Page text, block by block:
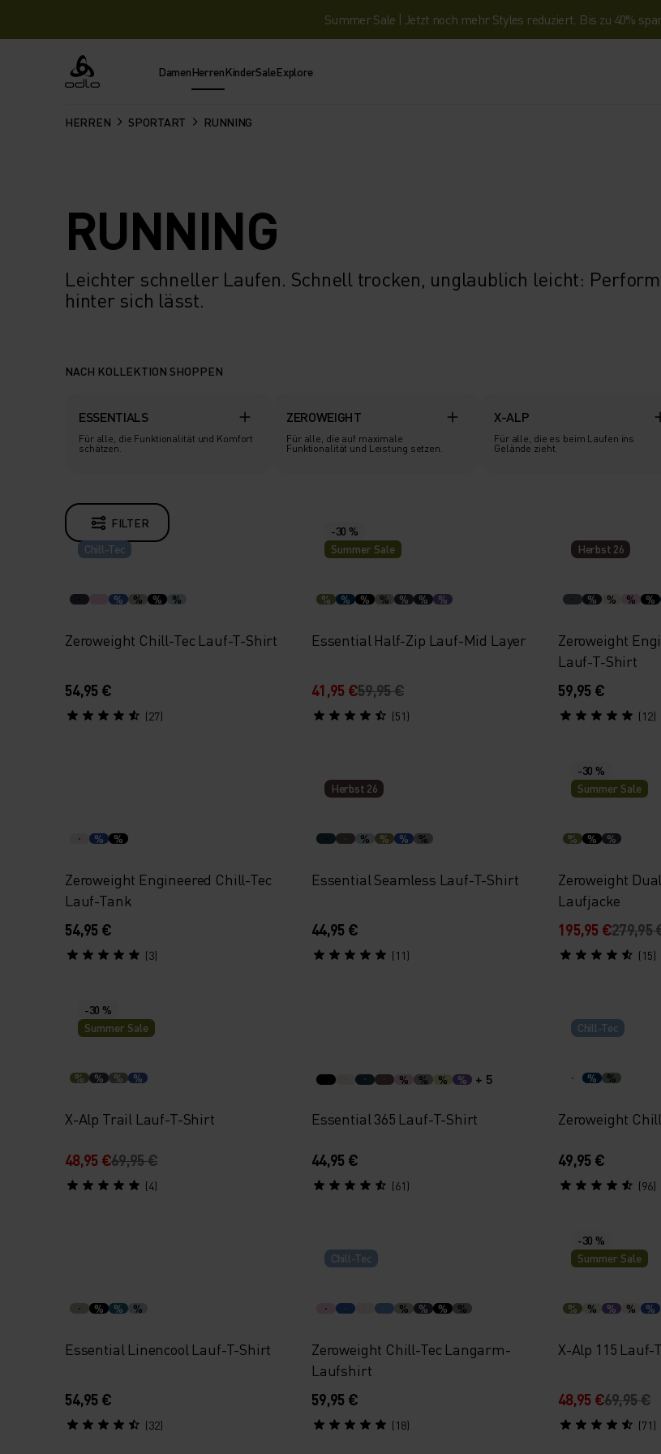
Summer Sale | Jetzt noch mehr Styles reduziert. Bis zu 40%
Odlo DamenHerrenKinderSaleExplore
HERREN SPORTART RUNNING
RUNNING
Leichter schneller Laufen. Schnell trocken, unglaublich leicht:
hinter sich lässt.
NACH KOLLEKTION SHOPPEN
ESSENTIALS
Für alle, die Funktionalität und Komfort
schätzen.
ZEROWEIGHT
Für alle, die auf maximale
Funktionalität und Leistung setzen.
X-ALP
Für alle, die es beim Laufen ins
Gelände zieht.
FILTER
Chill-Tec
% % % %
Zeroweight Chill-Tec Lauf-T-Shirt
54,95 €
(27)
-30 %
Summer Sale
% % % % % % %
Essential Half-Zip Lauf-Mid Layer
41,95 €59,95 €
(51)
Herbst 26
% % % %
Zeroweight
Lauf-T-Shirt
59,95 €
(12)
% %
Zeroweight Engineered Chill-Tec
Lauf-Tank
54,95 €
(3)
Herbst 26
% % % %
Essential Seamless Lauf-T-Shirt
44,95 €
(11)
-30 %
Summer Sale
% % %
Zeroweight
Laufjacke
195,95 €279,95
(15)
-30 %
Summer Sale
% % % %
X-Alp Trail Lauf-T-Shirt
48,95 €69,95 €
(4)
% % % % + 5
Essential 365 Lauf-T-Shirt
44,95 €
(61)
Chill-Tec
% %
Zeroweight
49,95 €
(96)
% % %
Essential Linencool Lauf-T-Shirt
54,95 €
(32)
Chill-Tec
% % % %
Zeroweight Chill-Tec Langarm-
Laufshirt
59,95 €
(18)
-30 %
Summer Sale
% % % % %
X-Alp 115 Lauf-
48,95 €69,95 €
(71)